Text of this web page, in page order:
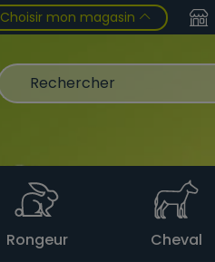
Choisir mon magasin
Rongeur Cheval